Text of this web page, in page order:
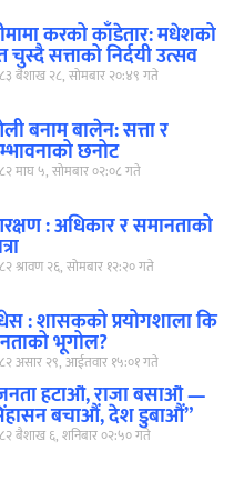
करको काँडेतार: मधेशको
चुस्दै सत्ताको निर्दयी उत्सव
बैशाख २८, सोमबार २०:४९ गते
बनाम बालेन: सत्ता र
छनोट
माघ ५, सोमबार ०२:०८ गते
: अधिकार र समानताको
श्रावण २६, सोमबार १२:२० गते
: शासकको प्रयोगशाला कि
भूगोल?
असार २९, आईतवार १५:०१ गते
हटाऔं, राजा बसाऔं —
बचाऔं, देश डुबाऔं”
बैशाख ६, शनिबार ०२:५० गते